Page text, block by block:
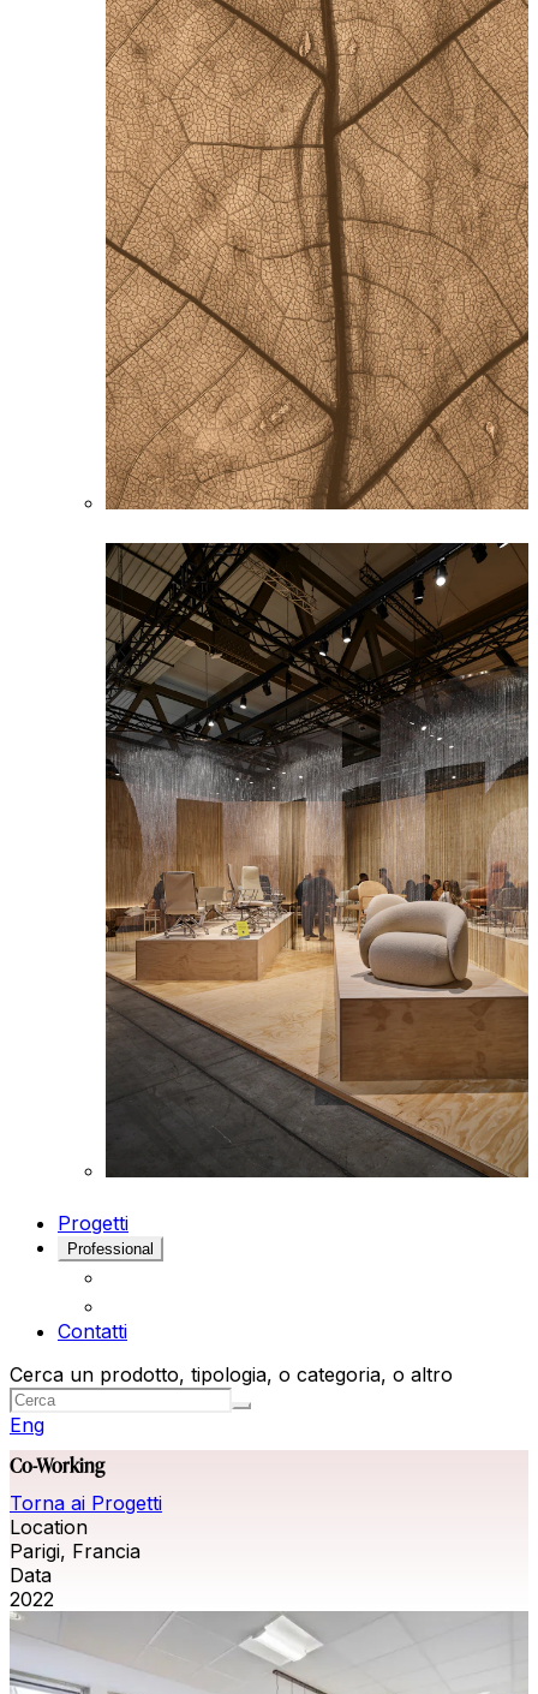
Progetti
Professional
Contatti
Cerca un prodotto, tipologia, o categoria, o altro
Eng
Co-Working
Torna ai Progetti
Location
Parigi, Francia
Data
2022